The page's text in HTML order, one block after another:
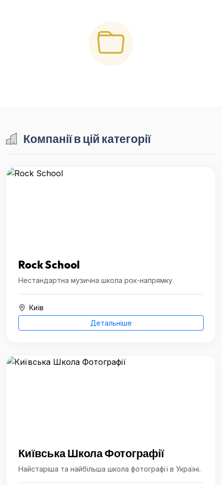
Компанії в цій категорії
Rock School
Нестандартна музична школа рок-напрямку.
Київ
Детальніше
Київська Школа Фотографії
Найстаріша та найбільша школа фотографії в Україні.